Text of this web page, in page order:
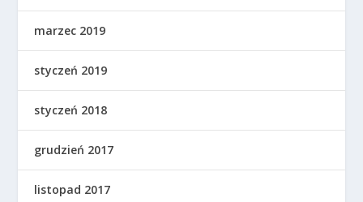
marzec 2019
styczeń 2019
styczeń 2018
grudzień 2017
listopad 2017